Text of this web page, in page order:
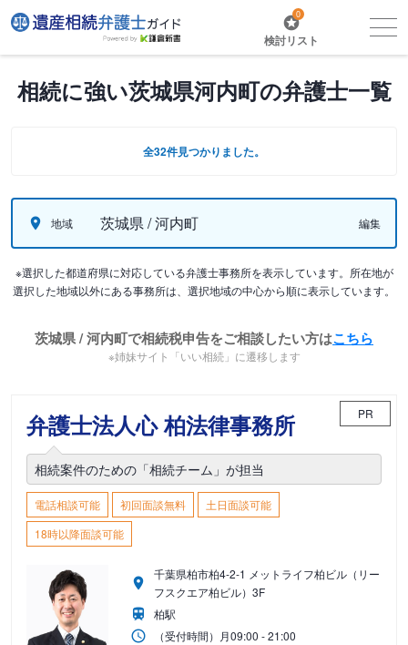
0
検討リスト
相続に強い茨城県河内町の弁護士一覧
全32件見つかりました。
地域 茨城県 / 河内町 編集
※選択した都道府県に対応している弁護士事務所を表示しています。所在地が
選択した地域以外にある事務所は、選択地域の中心から順に表示しています。
茨城県 / 河内町で相続税申告をご相談したい方はこちら
※姉妹サイト「いい相続」に遷移します
弁護士法人心 柏法律事務所 PR
相続案件のための「相続チーム」が担当
電話相談可能 初回面談無料
土日面談可能
18時以降面談可能
千葉県柏市柏4-2-1 メットライフ柏ビル（リー
フスクエア柏ビル）3F
柏駅
（受付時間） 月09:00 - 21:00